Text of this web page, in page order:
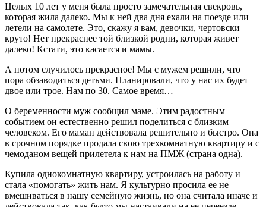
Целых 10 лет у меня была просто замечательная свекровь,
которая жила далеко. Мы к ней два дня ехали на поезде или
летели на самолете. Это, скажу я вам, девочки, чертовски
круто! Нет прекраснее той близкой родни, которая живет
далеко! Кстати, это касается и мамы.
А потом случилось прекрасное! Мы с мужем решили, что
пора обзаводиться детьми. Планировали, что у нас их будет
двое или трое. Нам по 30. Самое время…
О беременности муж сообщил маме. Этим радостным
событием он естественно решил поделиться с близким
человеком. Его маман действовала решительно и быстро. Она
в срочном порядке продала свою трехкомнатную квартиру и с
чемоданом вещей прилетела к нам на ПМЖ (страна одна).
Купила однокомнатную квартиру, устроилась на работу и
стала «помогать» жить нам. Я культурно просила ее не
вмешиваться в нашу семейную жизнь, но она считала иначе и